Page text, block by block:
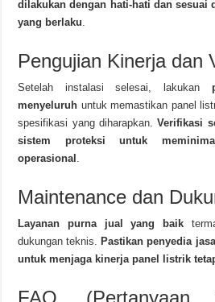
dilakukan dengan hati-hati dan sesuai
yang berlaku.
Pengujian Kinerja dan
Setelah instalasi selesai, lakukan
menyeluruh untuk memastikan panel
spesifikasi yang diharapkan.Verifikasi
sistem proteksi untuk
operasional .
Maintenance dan
Layanan purna jual yang baik
dukungan teknis. Pastikan penyedia
untuk menjaga kinerja panel listrik
FAQ (Pertanyaan